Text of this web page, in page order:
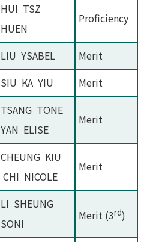
HUI TSZ
HUEN
Proficiency
LIU YSABEL
Merit
SIU KA YIU Merit
TSANG TONE
YAN ELISE
Merit
CHEUNG KIU
CHI NICOLE
Merit
LI SHEUNG
SONI
Merit (3rd)